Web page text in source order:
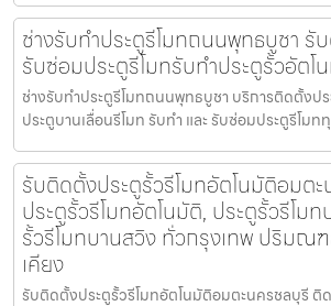
ช่างรับทำประตูรีโมทถนนพุทธบูชา รั
รับซ่อมประตูรีโมทรับทำประตูรั้วอัตโ
ช่างรับทำประตูรีโมทถนนพุทธบูชา บริการติดตั้งป
ประตูบานเลื่อนรีโมท รับทำ และ รับซ่อมประตูรีโมท
รับติดตั้งประตูรั้วรีโมทอัตโนมัติอมต
ประตูรั้วรีโมทอัตโนมัติ, ประตูรั้วรีโมท
รั้วรีโมทบานสวิง ทั่วกรุงเทพ ปริมณ
เคียง
รับติดตั้งประตูรั้วรีโมทอัตโนมัติอมตะนครชลบุรี ติ